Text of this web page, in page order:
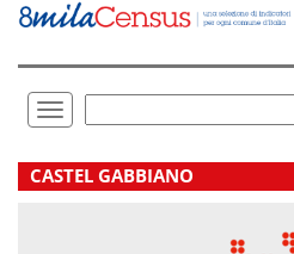
Vai
direttamente
Toggle
navigation
.
CASTEL GABBIANO